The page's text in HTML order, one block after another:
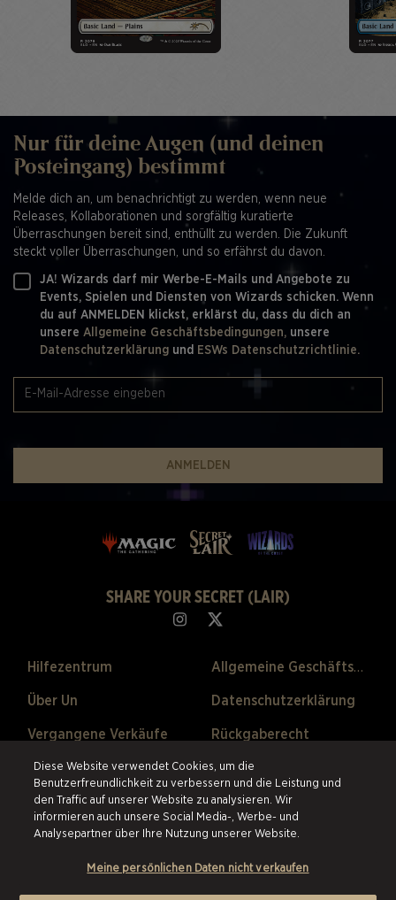
Nur für deine Augen (und deinen
Posteingang) bestimmt
Melde dich an, um benachrichtigt zu werden, wenn neue
Releases, Kollaborationen und sorgfältig kuratierte
Überraschungen bereit sind, enthüllt zu werden. Die Zukunft
steckt voller Überraschungen, und so erfährst du davon.
JA! Wizards darf mir Werbe-E-Mails und Angebote zu
Events, Spielen und Diensten von Wizards schicken. Wenn
du auf ANMELDEN klickst, erklärst du, dass du dich an
unsere Allgemeine Geschäftsbedingungen, unsere
Datenschutzerklärung und ESWs Datenschutzrichtlinie.
ANMELDEN
SHARE YOUR SECRET (LAIR)
Hilfezentrum
Über Un
Vergangene Verkäufe
Cookie-Einstellungen
Allgemeine Geschäftsbedingungen
Datenschutzerklärung
Rückgaberecht
©2026 ESW France SAS. Alle Rechte vorbehalten. Alle Warenzeichen sind
Eigentum ihrer Besitzer in den USA und anderen Ländern.
SAS ist der authorisierte Wiederverkäufer und Vertriebspartner der im
Diese Website verwendet Cookies, um die
Benutzerfreundlichkeit zu verbessern und die Leistung und
den Traffic auf unserer Website zu analysieren. Wir
informieren auch unsere Social Media-, Werbe- und
Analysepartner über Ihre Nutzung unserer Website.
Meine persönlichen Daten nicht verkaufen